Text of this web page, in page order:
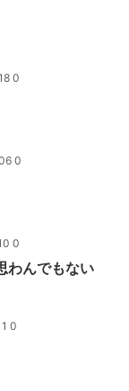
0
0
0
わんでもない
0